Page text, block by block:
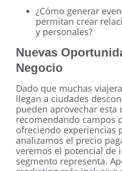
¿Cómo generar
permitan crear
y personales?
Nuevas
Negocio
Dado que muchas
llegan a ciudades
pueden aprovechar esta
recomendando campos
ofreciendo experiencias
analizamos el precio
veremos el potencial de
segmento representa.